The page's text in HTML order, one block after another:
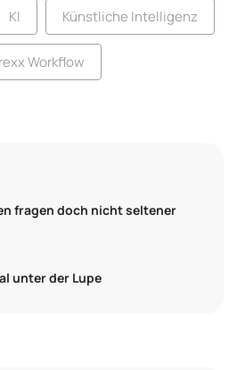
KI Künstliche Intelligenz
rexx Workflow
fragen doch nicht seltener
unter der Lupe